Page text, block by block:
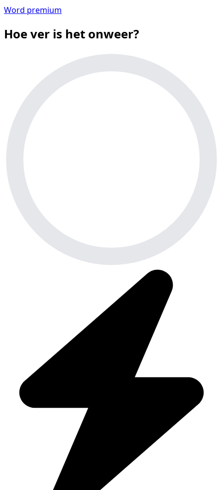
Word premium
Hoe ver is het onweer?